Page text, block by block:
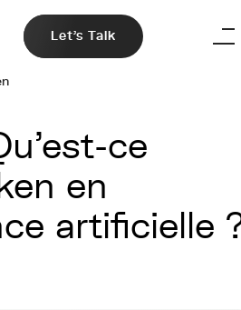
Let's Talk
ce
en
artificielle